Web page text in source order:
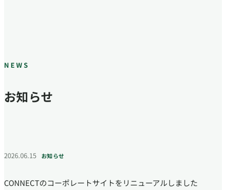
NEWS
お知らせ
2026.06.15 お知らせ
CONNECTのコーポレートサイトをリニューアルしました